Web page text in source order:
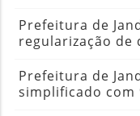
Prefeitura de
regularização de
Prefeitura de
simplificado com